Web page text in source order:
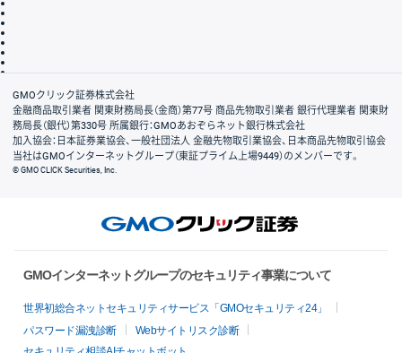
会社案内
GMOクリック証券株式会社
金融商品取引業者 関東財務局長（金商）第77号 商品先物取引業者 銀行代理業者 関東財
務局長（銀代）第330号 所属銀行：GMOあおぞらネット銀行株式会社
加入協会：日本証券業協会、一般社団法人 金融先物取引業協会、日本商品先物取引協会
当社はGMOインターネットグループ（東証プライム上場9449）のメンバーです。
© GMO CLICK Securities, Inc.
GMOインターネットグループのセキュリティ事業について
世界初総合ネットセキュリティサービス「GMOセキュリティ24」
パスワード漏洩診断
Webサイトリスク診断